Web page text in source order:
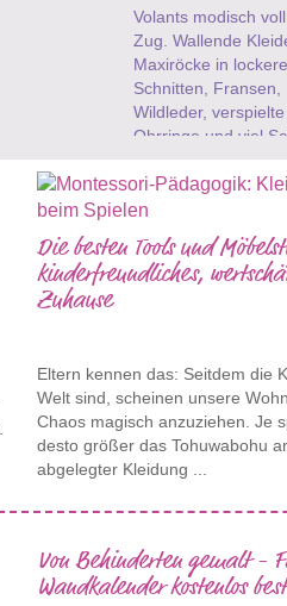
Volants modisch
Zug. Wallende
Maxiröcke in
Schnitten, Fransen,
Wildleder, verspielte
Ohrringe und viel
nur auf ...
Die besten Tools und
kinderfreundliches,
Zuhause
Eltern kennen das: Seitdem die
Welt sind, scheinen unsere
Chaos magisch anzuziehen. Je
desto größer das Tohuwabohu
abgelegter Kleidung ...
Von Behinderten gemalt -
Wandkalender kostenlos